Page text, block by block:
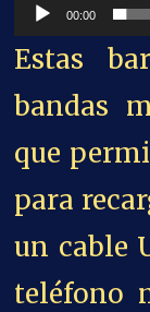
00:00
Estas
bandas
que
para
un cable
teléfono